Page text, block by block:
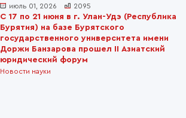
июль 01, 2026 2095
С 17 по 21 июня в г. Улан-Удэ (Республика
Бурятия) на базе Бурятского
государственного университета имени
Доржи Банзарова прошел II Азиатский
юридический форум
Новости науки